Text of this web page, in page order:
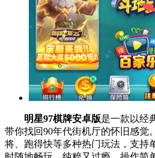
明星97棋牌安卓版是一款以经
带你找回90年代街机厅的怀旧感觉
将、跑得快等多种热门玩法，支持